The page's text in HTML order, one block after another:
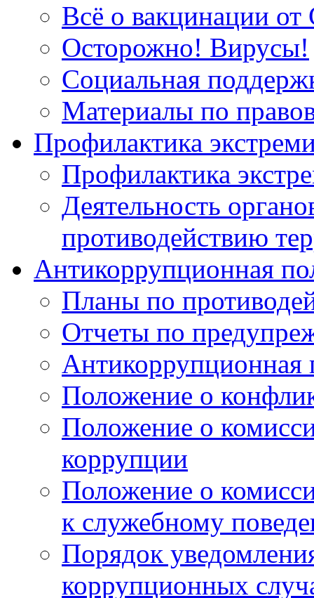
Всё о вакцинации
Осторожно! Вирусы!
Социальная
Материалы по
Профилактика
Профилактика
Деятельность
противодействию
Антикоррупционная
Планы по
Отчеты по
Антикоррупционная
Положение о
Положение о
коррупции
Положение о
к служебному
Порядок
коррупционных